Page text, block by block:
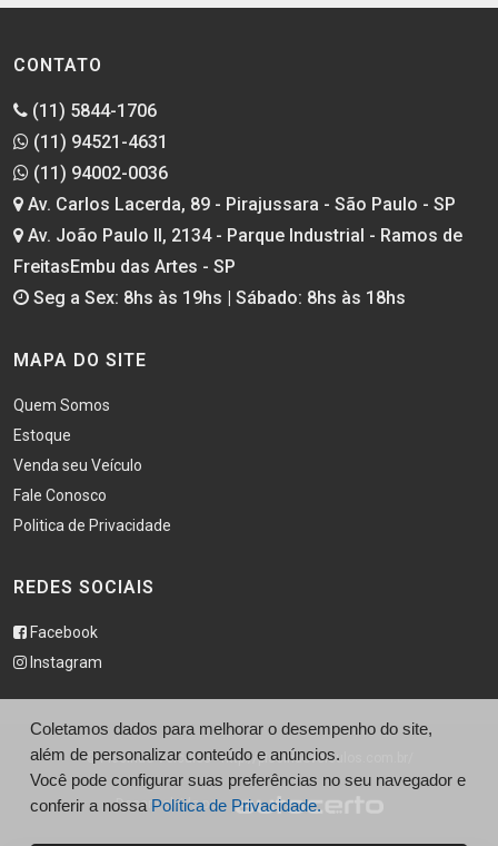
CONTATO
(11) 5844-1706
(11) 94521-4631
(11) 94002-0036
Av. Carlos Lacerda, 89 - Pirajussara - São Paulo - SP
Av. João Paulo II, 2134 - Parque Industrial - Ramos de
FreitasEmbu das Artes - SP
Seg a Sex: 8hs às 19hs | Sábado: 8hs às 18hs
MAPA DO SITE
Quem Somos
Estoque
Venda seu Veículo
Fale Conosco
Politica de Privacidade
REDES SOCIAIS
Facebook
Instagram
© Piscinão Veículos - http://piscinaoveiculos.com.br/
Desenvolvido por
Coletamos dados para melhorar o desempenho do site,
além de personalizar conteúdo e anúncios.
Você pode configurar suas preferências no seu navegador e
conferir a nossa Política de Privacidade.